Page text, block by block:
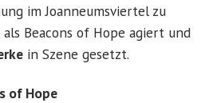
im Joanneumsviertel zu
Beacons of Hope agiert und
in Szene gesetzt.
of Hope